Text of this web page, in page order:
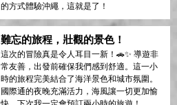
的方式體驗沖繩，這就是了！
難忘的旅程，壯觀的景色！
這次的冒險真是令人耳目一新！🚗✨ 導遊非
常友善，出發前確保我們感到舒適。這一小
時的旅程完美結合了海洋景色和城市氛圍。
國際通的夜晚充滿活力，海風讓一切更加愉